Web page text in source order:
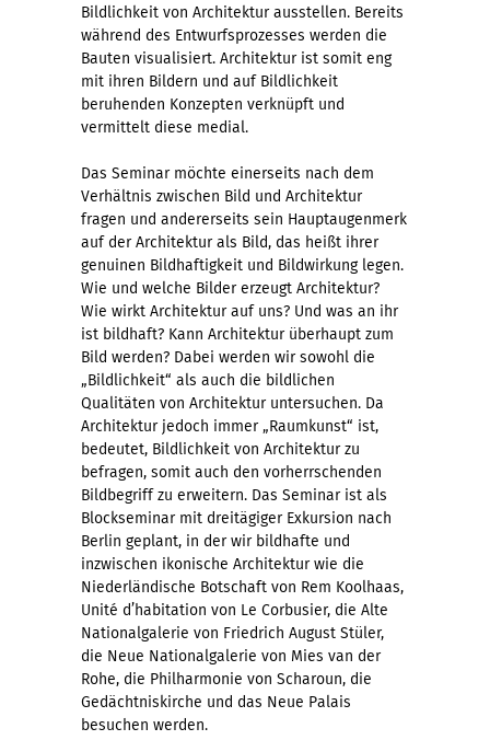
Bildlichkeit von Architektur ausstellen. Bereits
während des Entwurfsprozesses werden die
Bauten visualisiert. Architektur ist somit eng
mit ihren Bildern und auf Bildlichkeit
beruhenden Konzepten verknüpft und
vermittelt diese medial.
Das Seminar möchte einerseits nach dem
Verhältnis zwischen Bild und Architektur
fragen und andererseits sein Hauptaugenmerk
auf der Architektur als Bild, das heißt ihrer
genuinen Bildhaftigkeit und Bildwirkung legen.
Wie und welche Bilder erzeugt Architektur?
Wie wirkt Architektur auf uns? Und was an ihr
ist bildhaft? Kann Architektur überhaupt zum
Bild werden? Dabei werden wir sowohl die
„Bildlichkeit“ als auch die bildlichen
Qualitäten von Architektur untersuchen. Da
Architektur jedoch immer „Raumkunst“ ist,
bedeutet, Bildlichkeit von Architektur zu
befragen, somit auch den vorherrschenden
Bildbegriff zu erweitern. Das Seminar ist als
Blockseminar mit dreitägiger Exkursion nach
Berlin geplant, in der wir bildhafte und
inzwischen ikonische Architektur wie die
Niederländische Botschaft von Rem Koolhaas,
Unité d’habitation von Le Corbusier, die Alte
Nationalgalerie von Friedrich August Stüler,
die Neue Nationalgalerie von Mies van der
Rohe, die Philharmonie von Scharoun, die
Gedächtniskirche und das Neue Palais
besuchen werden.